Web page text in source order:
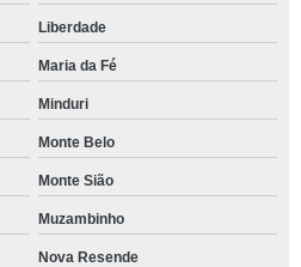
Liberdade
Maria da Fé
Minduri
Monte Belo
Monte Sião
Muzambinho
Nova Resende